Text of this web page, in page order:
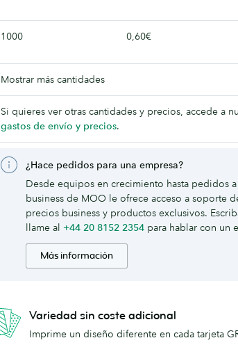
1000 0,60€
Mostrar más cantidades
Si quieres ver otras cantidades y precios, accede a
gastos de envío y precios.
¿Hace pedidos para una empresa?
Desde equipos en crecimiento hasta pedidos
business de MOO le ofrece acceso a soporte
precios business y productos exclusivos.
llame al +44 20 8152 2354 para hablar con un
Más información
Variedad sin coste adicional
Imprime un diseño diferente en cada tarjeta